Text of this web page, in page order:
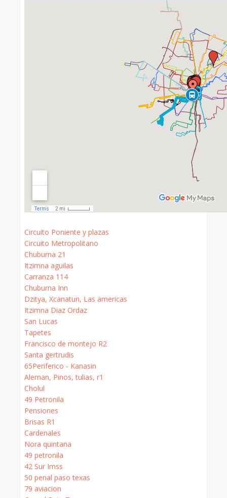
Circuito Poniente y plazas
Circuito Metropolitano
Chuburna 21
Itzimna aguilas
Carranza 114
Chuburna Inn
Dzitya, Xcanatun, Las americas
Itzimna Diaz Ordaz
San Lucas
Tapetes
Francisco de montejo R2
Santa gertrudis
65Periferico - Kanasin
Aleman, Pinos, tulias, r1
Cholul
49 Petronila
Pensiones
Brisas R1
Cardenales
Nora quintana
49 petronila
42 Sur Imss
50 penal paso texas
79 aviacion